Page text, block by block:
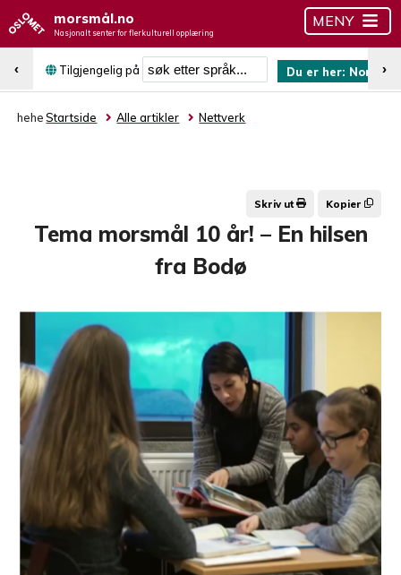
morsmål.no
Nasjonalt senter for flerkulturell opplæring
MENY
Tilgjengelig på
Søk etter språk
Du er her: Norsk
‹ ›
hehe Startside Alle artikler Nettverk
Skriv ut Kopier
Tema morsmål 10 år! – En hilsen
fra Bodø